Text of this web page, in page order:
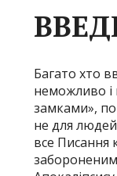
Багато хто
неможливо і
замками»,
не для
все Писання
забороненим